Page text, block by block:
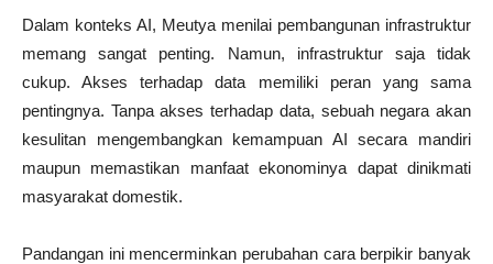
Dalam konteks AI, Meutya menilai pembangunan infrastruktur
memang sangat penting. Namun, infrastruktur saja tidak
cukup. Akses terhadap data memiliki peran yang sama
pentingnya. Tanpa akses terhadap data, sebuah negara akan
kesulitan mengembangkan kemampuan AI secara mandiri
maupun memastikan manfaat ekonominya dapat dinikmati
masyarakat domestik.
Pandangan ini mencerminkan perubahan cara berpikir banyak